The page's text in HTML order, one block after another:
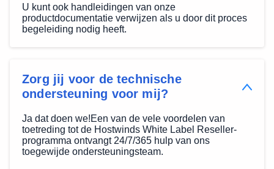
U kunt ook handleidingen van onze
productdocumentatie verwijzen als u door dit proces
begeleiding nodig heeft.
Zorg jij voor de technische
ondersteuning voor mij?
Ja dat doen we!Een van de vele voordelen van
toetreding tot de Hostwinds White Label Reseller-
programma ontvangt 24/7/365 hulp van ons
toegewijde ondersteuningsteam.